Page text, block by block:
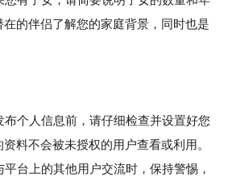
的伴侣了解您的家庭背景，同时也是
布个人信息前，请仔细检查并设置好您
料不会被未授权的用户查看或利用。
上的其他用户交流时，保持警惕，